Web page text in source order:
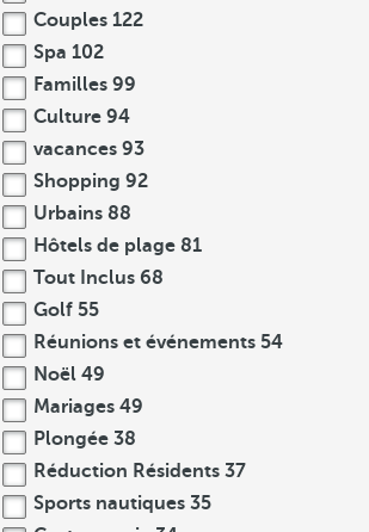
Couples 122
Spa 102
Familles 99
Culture 94
vacances 93
Shopping 92
Urbains 88
Hôtels de plage 81
Tout Inclus 68
Golf 55
Réunions et événements 54
Noël 49
Mariages 49
Plongée 38
Réduction Résidents 37
Sports nautiques 35